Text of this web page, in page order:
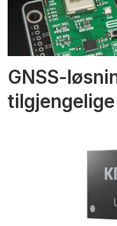
GNSS-
tilgjengelige